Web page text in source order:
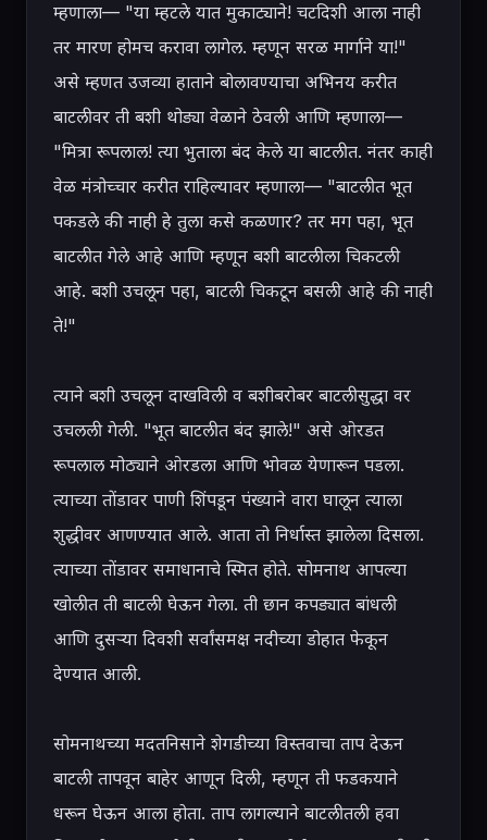
म्हणाला— "या म्हटले यात मुकाट्याने! चटदिशी आला नाही
तर मारण होमच करावा लागेल. म्हणून सरळ मार्गाने या!"
असे म्हणत उजव्या हाताने बोलावण्याचा अभिनय करीत
बाटलीवर ती बशी थोड्या वेळाने ठेवली आणि म्हणाला—
"मित्रा रूपलाल! त्या भुताला बंद केले या बाटलीत. नंतर काही
वेळ मंत्रोच्चार करीत राहिल्यावर म्हणाला— "बाटलीत भूत
पकडले की नाही हे तुला कसे कळणार? तर मग पहा, भूत
बाटलीत गेले आहे आणि म्हणून बशी बाटलीला चिकटली
आहे. बशी उचलून पहा, बाटली चिकटून बसली आहे की नाही
ते!"
त्याने बशी उचलून दाखविली व बशीबरोबर बाटलीसुद्धा वर
उचलली गेली. "भूत बाटलीत बंद झाले!" असे ओरडत
रूपलाल मोठ्याने ओरडला आणि भोवळ येणारून पडला.
त्याच्या तोंडावर पाणी शिंपडून पंख्याने वारा घालून त्याला
शुद्धीवर आणण्यात आले. आता तो निर्धास्त झालेला दिसला.
त्याच्या तोंडावर समाधानाचे स्मित होते. सोमनाथ आपल्या
खोलीत ती बाटली घेऊन गेला. ती छान कपड्यात बांधली
आणि दुसऱ्या दिवशी सर्वांसमक्ष नदीच्या डोहात फेकून
देण्यात आली.
सोमनाथच्या मदतनिसाने शेगडीच्या विस्तवाचा ताप देऊन
बाटली तापवून बाहेर आणून दिली, म्हणून ती फडकयाने
धरून घेऊन आला होता. ताप लागल्याने बाटलीतली हवा